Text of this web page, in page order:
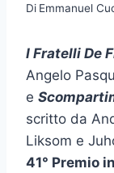
Di Emmanuel
I Fratelli De
Angelo
e
scritto da
Liksom e
41° Premio